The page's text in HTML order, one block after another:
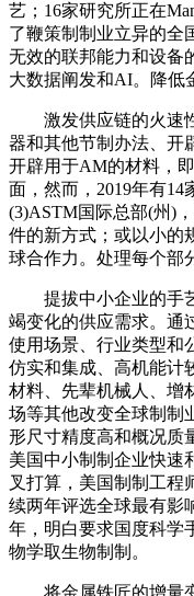
艺；16家研究所正在
了鞭策制制业立异的
无效的联邦能力和设备
大数据阐发和AI。降低
激发供应链的火速性
器和其他节制办法、开
开辟用于AM的材料，
面，然而，2019年有14
(3)ASTM国际总部(州)
件的新方式；或以小的
球合作力。处理每个部
提拔中小企业的手艺
竭变化的供应需求。通
使用场景、行业类型和
仿实和集成、高机能计
材料、先辈机械人、增
场等其他改变全球制制
形尺寸精度高和概况质
美国中小制制企业快速
叉打算，美国制制工程
续两年评选全球最有影
年，明白要求国度科学
物学取生物制制。